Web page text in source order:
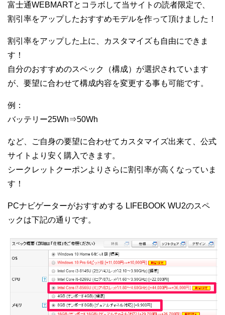
富士通WEBMARTとコラボして当サイトの読者限定で、
割引率をアップしたおすすめモデルを作って頂けました！
割引率をアップした上に、カスタマイズも自由にできま
す！
自分のおすすめのスペック（構成）が選択されています
が、要望に合わせて構成内容を変更する事も可能です。
例：
バッテリー25Wh⇒50Wh
など、ご自身の要望に合わせてカスタマイズ出来て、公式
サイトより安く購入できます。
シークレットクーポンよりさらに割引率が高くなっていま
す！
PCナビゲーターがおすすめする LIFEBOOK WU2のスペ
ックは下記の通りです。